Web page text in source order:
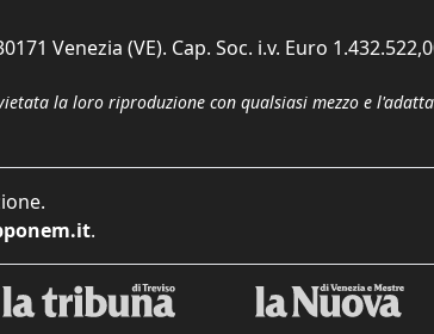
Venezia (VE). Cap. Soc. i.v. Euro
la loro riproduzione con qualsiasi mezzo e
.